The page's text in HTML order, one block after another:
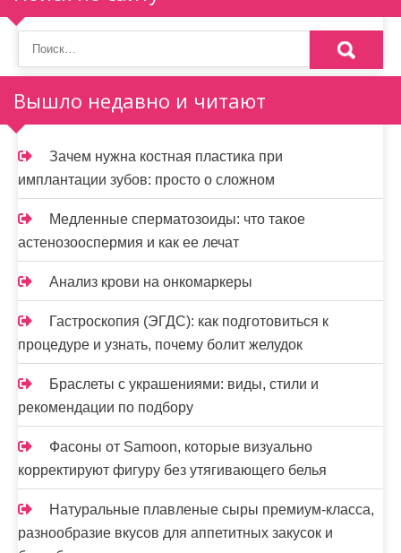
о
з
а
п
и
с
я
м
Вышло недавно и читают
Зачем нужна костная пластика при
имплантации зубов: просто о сложном
Медленные сперматозоиды: что такое
астенозооспермия и как ее лечат
Анализ крови на онкомаркеры
Гастроскопия (ЭГДС): как подготовиться к
процедуре и узнать, почему болит желудок
Браслеты с украшениями: виды, стили и
рекомендации по подбору
Фасоны от Samoon, которые визуально
корректируют фигуру без утягивающего белья
Натуральные плавленые сыры премиум-класса,
разнообразие вкусов для аппетитных закусок и